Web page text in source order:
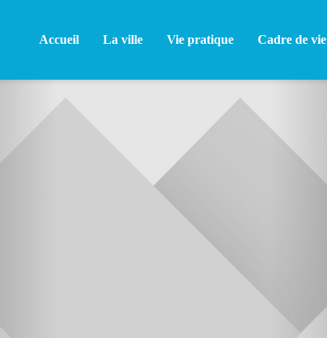
Accueil La ville Vie pratique Cadre de vie